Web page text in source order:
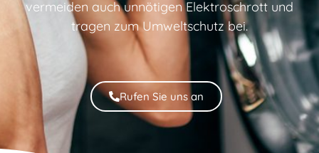
vermeiden auch unnötigen Elektroschrott und
tragen zum Umweltschutz bei.
Rufen Sie uns an